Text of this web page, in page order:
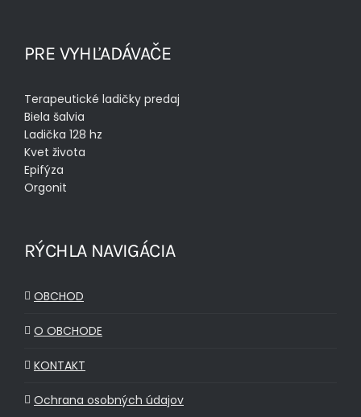
PRE VYHĽADÁVAČE
Terapeutické ladičky predaj
Biela šalvia
Ladička 128 hz
Kvet života
Epifýza
Orgonit
RÝCHLA NAVIGÁCIA
OBCHOD
O OBCHODE
KONTAKT
Ochrana osobných údajov